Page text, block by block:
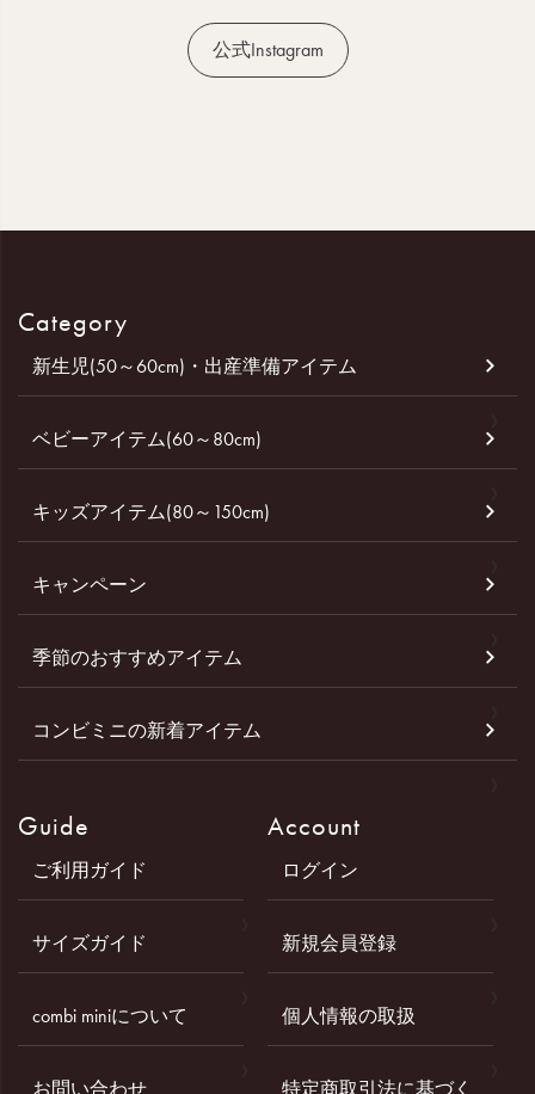
公式Instagram
Category
新生児(50～60cm)・出産準備アイテム
ベビーアイテム(60～80cm)
キッズアイテム(80～150cm)
キャンペーン
季節のおすすめアイテム
コンビミニの新着アイテム
Guide
ご利用ガイド
サイズガイド
combi miniについて
お問い合わせ
Account
ログイン
新規会員登録
個人情報の取扱
特定商取引法に基づく